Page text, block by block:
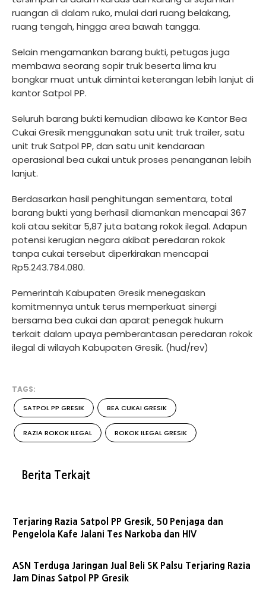
ruangan di dalam ruko, mulai dari ruang belakang,
ruang tengah, hingga area bawah tangga.
Selain mengamankan barang bukti, petugas juga
membawa seorang sopir truk beserta lima kru
bongkar muat untuk dimintai keterangan lebih lanjut di
kantor Satpol PP.
Seluruh barang bukti kemudian dibawa ke Kantor Bea
Cukai Gresik menggunakan satu unit truk trailer, satu
unit truk Satpol PP, dan satu unit kendaraan
operasional bea cukai untuk proses penanganan lebih
lanjut.
Berdasarkan hasil penghitungan sementara, total
barang bukti yang berhasil diamankan mencapai 367
koli atau sekitar 5,87 juta batang rokok ilegal. Adapun
potensi kerugian negara akibat peredaran rokok
tanpa cukai tersebut diperkirakan mencapai
Rp5.243.784.080.
Pemerintah Kabupaten Gresik menegaskan
komitmennya untuk terus memperkuat sinergi
bersama bea cukai dan aparat penegak hukum
terkait dalam upaya pemberantasan peredaran rokok
ilegal di wilayah Kabupaten Gresik. (hud/rev)
TAGS:
SATPOL PP GRESIK BEA CUKAI GRESIK
RAZIA ROKOK ILEGAL ROKOK ILEGAL GRESIK
Berita Terkait
Terjaring Razia Satpol PP Gresik, 50 Penjaga dan
Pengelola Kafe Jalani Tes Narkoba dan HIV
ASN Terduga Jaringan Jual Beli SK Palsu Terjaring Razia
Jam Dinas Satpol PP Gresik